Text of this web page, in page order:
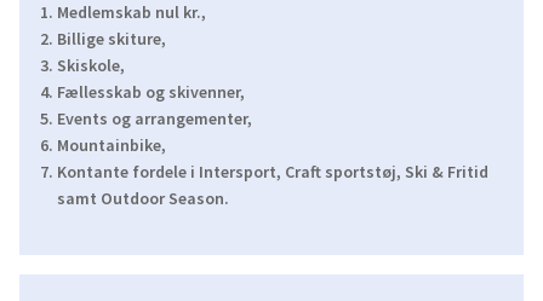
Medlemskab nul kr.,
Billige skiture,
Skiskole,
Fællesskab og skivenner,
Events og arrangementer,
Mountainbike,
Kontante fordele i Intersport, Craft sportstøj, Ski & Fritid
samt Outdoor Season.